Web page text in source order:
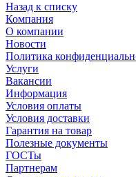
Назад к списку
Компания
О компании
Новости
Политика
Услуги
Вакансии
Информация
Условия оплаты
Условия доставки
Гарантия на товар
Полезные документы
ГОСТы
Партнерам